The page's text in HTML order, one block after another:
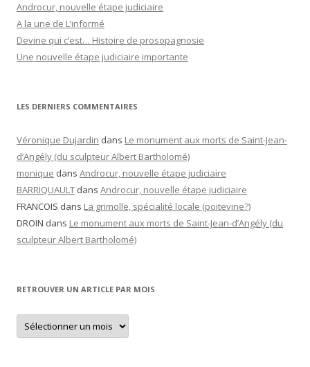
Androcur, nouvelle étape judiciaire
A la une de L’informé
Devine qui c’est… Histoire de prosopagnosie
Une nouvelle étape judiciaire importante
LES DERNIERS COMMENTAIRES
Véronique Dujardin dans Le monument aux morts de Saint-Jean-
d’Angély (du sculpteur Albert Bartholomé)
monique dans Androcur, nouvelle étape judiciaire
BARRIQUAULT dans Androcur, nouvelle étape judiciaire
FRANCOIS dans La grimolle, spécialité locale (poitevine?)
DROIN dans Le monument aux morts de Saint-Jean-d’Angély (du
sculpteur Albert Bartholomé)
RETROUVER UN ARTICLE PAR MOIS
Retrouver
un
article